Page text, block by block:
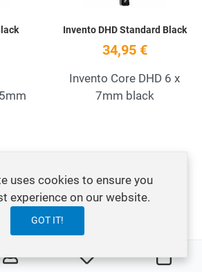
My Wishlist
Invento DHD Standard Black
34,95 €
Invento Core DHD 6 x
7mm black
Quick View
Ocean+Earth Leash Regular
uses cookies to ensure you
experience on our website.
GOT IT!